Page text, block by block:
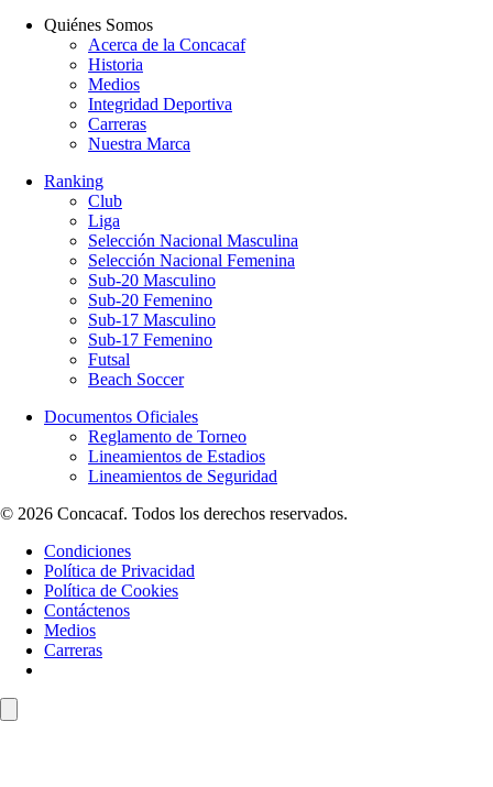
Quiénes Somos
Acerca de la Concacaf
Historia
Medios
Integridad Deportiva
Carreras
Nuestra Marca
Ranking
Club
Liga
Selección Nacional Masculina
Selección Nacional Femenina
Sub-20 Masculino
Sub-20 Femenino
Sub-17 Masculino
Sub-17 Femenino
Futsal
Beach Soccer
Documentos Oficiales
Reglamento de Torneo
Lineamientos de Estadios
Lineamientos de Seguridad
© 2026 Concacaf. Todos los derechos reservados.
Condiciones
Política de Privacidad
Política de Cookies
Contáctenos
Medios
Carreras